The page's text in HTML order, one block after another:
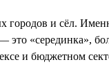
городов и сёл.
«серединка»,
и бюджетном